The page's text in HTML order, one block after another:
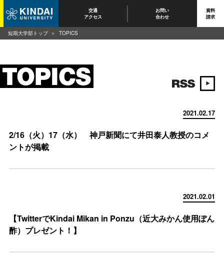
交通
アクセス
お問い
合わせ
資料
請求
2021.02.17
2/16（火）17（水） 神戸新聞にて井田泰人教授のコメ
ントが掲載
2021.02.01
【TwitterでKindai Mikan in Ponzu（近大みかん使用ぽん
酢）プレゼント！】
短期大学部トップ TOPICS